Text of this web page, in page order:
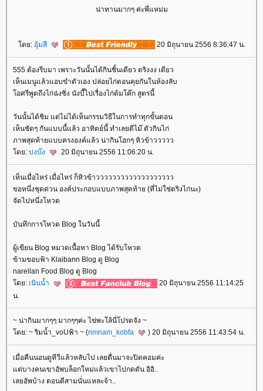
น่าทานมากๆ ค่ะพี่แหม่ม
ดย: อุ้มสี 20 มิถุนายน 2556 8:36:47 น.
555 ต้องรีบมา เพราะวันนั้นได้กินชิ้นเดียว ตริงงง เดียว
เห็นเมนูแล้วแอบขำตัวเอง ปล่อยไก่ตอนคุยกันในห้องลับ
อศรีพูดถึงไก่ฉ่งซิ่ง นังบี๊ไปเรื่องไก่ต้มโค๊ก สูตรนี้
วันนั้นได้ชิม แต่ไม่ได้เห็นกรรมวิธีในการทำทุกขั้นตอน
เห็นชัดๆ กันแบบนี้แล้ว อาทิตย์นี้ ทำเลยดีไม๊ ตัวกินไก่
ภาพสุดท้ายแบบครงองค์แล้ว น่ากินโฮกๆ หิวข้าววววว
ดย: บ่งบ๊ง 20 มิถุนายน 2556 11:06:20 น.
เห็นเมื่อไหร่ เมื่อไหร่ ก็หิวข้าววววววววววววววววววว
ขอหนึ่งชุดด่วน องค์ประกอบแบบภาพสุดท้าย (ที่ไม่ใช่ตริงไก่นะ)
จัดไปหนึ่งโหวต
บันทึกการโหวต Blog ในวันนี้
ผู้เขียน Blog หมวดเนื้อหา Blog ได้รับโหวต
ข้ามขอบฟ้า Klaibann Blog ดู Blog
narellan Food Blog ดู Blog
ดย: เนินน้ำ
20 มิถุนายน 2556 11:14:25
น.
~ น่ากินมากๆๆ มากๆๆค่ะ ไข่พะโล้นี่โปรดจัง ~
ดย: ~ ริมน้ำ_voUฟ้า ~ (rimnam_kobfa ) 20 มิถุนายน 2556 11:43:54 น.
เมื่อคืนนอนดูทีวีแล้วหลับไป เลยตื่นมาจะปิดคอมค่ะ
ต่บางคนเขาอัพบล็อกใหม่แล้วเขาไปกดดัน อิอิ..
เลยอัพบ้าง ตอนตีสามนั่นแหละจ้า..